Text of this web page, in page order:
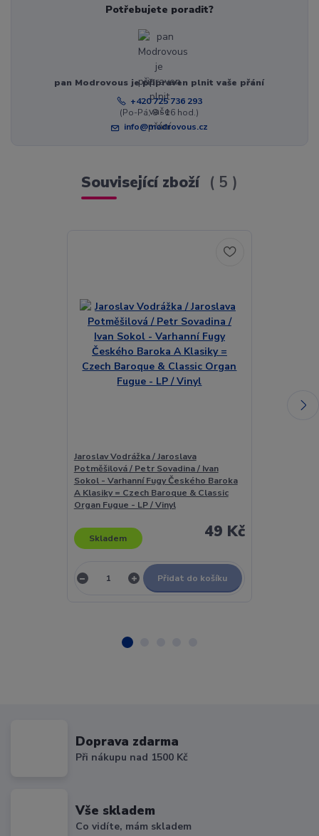
Potřebujete poradit?
pan Modrovous je připraven plnit vaše přání
+420 725 736 293
(Po-Pá, 8 - 16 hod.)
info@modrovous.cz
Související zboží 5
Jaroslav Vodrážka / Jaroslava
Potměšilová / Petr Sovadina / Ivan
Sokol - Varhanní Fugy Českého Baroka
A Klasiky = Czech Baroque & Classic
Organ Fugue - LP / Vinyl
49 Kč
Skladem
Přidat do košíku
Doprava zdarma
Při nákupu nad 1500 Kč
Vše skladem
Co vidíte, mám skladem